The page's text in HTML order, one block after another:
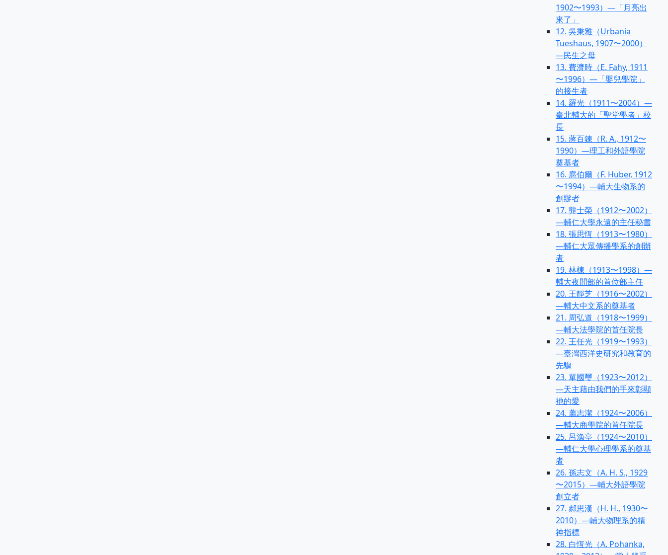
1902〜1993）—「月亮出
來了」
12. 吳秉雅（Urbania
Tueshaus, 1907〜2000）
—民生之母
13. 費濟時（E. Fahy, 1911
〜1996）—「嬰兒學院」
的接生者
14. 羅光（1911〜2004）—
臺北輔大的「聖堂學者」校
長
15. 蔣百鍊（R. A., 1912〜
1990）—理工和外語學院
奠基者
16. 扈伯爾（F. Huber, 1912
〜1994）—輔大生物系的
創辦者
17. 龔士榮（1912〜2002）
—輔仁大學永遠的主任秘書
18. 張思恆（1913〜1980）
—輔仁大眾傳播學系的創辦
者
19. 林棟（1913〜1998）—
輔大夜間部的首位部主任
20. 王靜芝（1916〜2002）
—輔大中文系的奠基者
21. 周弘道（1918〜1999）
—輔大法學院的首任院長
22. 王任光（1919〜1993）
—臺灣西洋史研究和教育的
先驅
23. 單國璽（1923〜2012）
—天主藉由我們的手來彰顯
衪的愛
24. 蕭志潔（1924〜2006）
—輔大商學院的首任院長
25. 呂漁亭（1924〜2010）
—輔仁大學心理學系的奠基
者
26. 孫志文（A. H. S., 1929
〜2015）—輔大外語學院
創立者
27. 郝思漢（H. H., 1930〜
2010）—輔大物理系的精
神指標
28. 白恆光（A. Pohanka,